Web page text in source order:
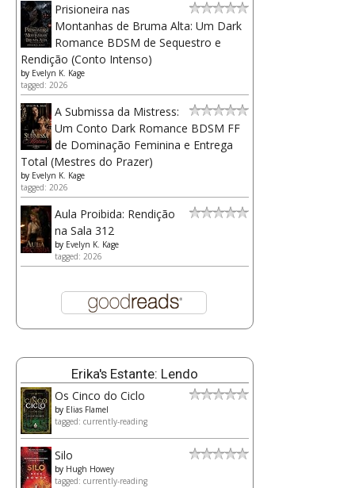
Prisioneira nas
Montanhas de Bruma Alta: Um Dark
Romance BDSM de Sequestro e
Rendição (Conto Intenso)
by Evelyn K. Kage
tagged: 2026
A Submissa da Mistress:
Um Conto Dark Romance BDSM FF
de Dominação Feminina e Entrega
Total (Mestres do Prazer)
by Evelyn K. Kage
tagged: 2026
Aula Proibida: Rendição
na Sala 312
by Evelyn K. Kage
tagged: 2026
Erika's Estante: Lendo
Os Cinco do Ciclo
by Elias Flamel
tagged: currently-reading
Silo
by Hugh Howey
tagged: currently-reading